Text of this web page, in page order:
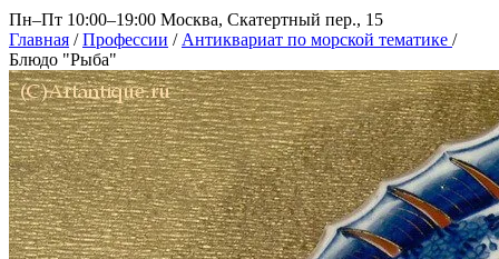
Пн–Пт 10:00–19:00 Москва, Скатертный пер., 15
Главная / Профессии / Антиквариат по морской тематике /
Блюдо "Рыба"